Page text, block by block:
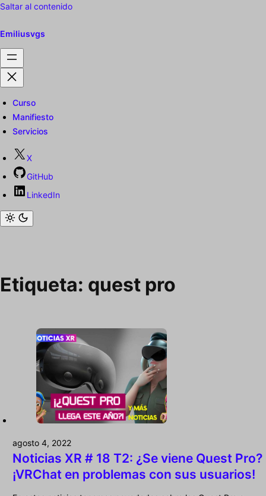
Saltar al contenido
Emiliusvgs
Curso
Manifiesto
Servicios
X
GitHub
LinkedIn
Etiqueta: quest pro
agosto 4, 2022
Noticias XR # 18 T2: ¿Se viene Quest Pro?
¡VRChat en problemas con sus usuarios!